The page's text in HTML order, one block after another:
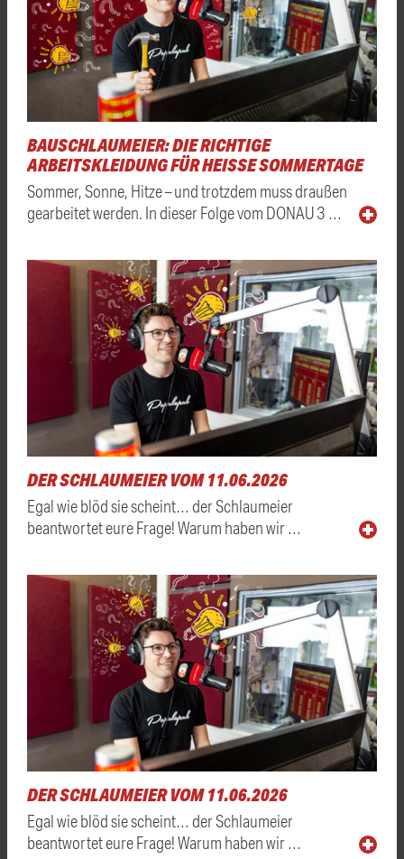
BAUSCHLAUMEIER: DIE RICHTIGE
ARBEITSKLEIDUNG FÜR HEISSE SOMMERTAGE
Sommer, Sonne, Hitze – und trotzdem muss draußen
gearbeitet werden. In dieser Folge vom DONAU 3 …
DER SCHLAUMEIER VOM 11.06.2026
Egal wie blöd sie scheint… der Schlaumeier
beantwortet eure Frage! Warum haben wir …
DER SCHLAUMEIER VOM 11.06.2026
Egal wie blöd sie scheint… der Schlaumeier
beantwortet eure Frage! Warum haben wir …